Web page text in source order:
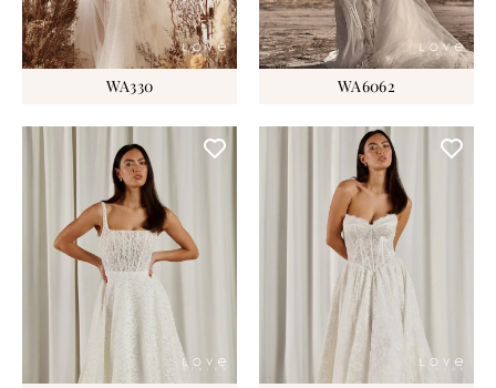
WA330 WA6062